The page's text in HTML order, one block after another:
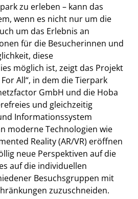
zu erleben – kann das
wenn es nicht nur um die
um das Erlebnis an
für die Besucherinnen und
diese
möglich ist, zeigt das Projekt
All“, in dem die Tierpark
GmbH und die Hoba
und gleichzeitig
Informationssystem
moderne Technologien wie
Reality (AR/VR) eröffnen
neue Perspektiven auf die
auf die individuellen
Besuchsgruppen mit
zuzuschneiden.